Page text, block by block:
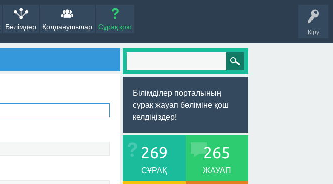
Кіру
Бөлімдер Қолданушылар Сұрақ қою
Білімділер порталының
сұрақ жауап бөліміне қош
келдіңіздер!
269
СҰРАҚ
265
ЖАУАП